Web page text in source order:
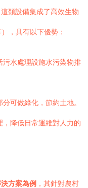
類設備集成了高效生物
，具有以下優勢：
污水處理設施水污染物排
可做綠化，節約土地。
降低日常運維對人力的
方案為例 ，其針對農村